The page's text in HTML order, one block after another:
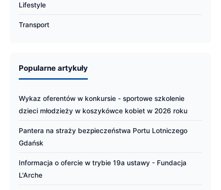
Lifestyle
Transport
Popularne artykuły
Wykaz oferentów w konkursie - sportowe szkolenie
dzieci młodzieży w koszykówce kobiet w 2026 roku
Pantera na straży bezpieczeństwa Portu Lotniczego
Gdańsk
Informacja o ofercie w trybie 19a ustawy - Fundacja
L'Arche